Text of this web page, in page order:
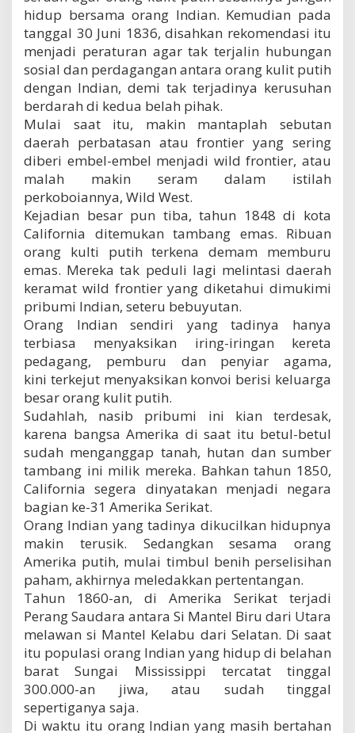
hidup bersama orang Indian. Kemudian pada
tanggal 30 Juni 1836, disahkan rekomendasi itu
menjadi peraturan agar tak terjalin hubungan
sosial dan perdagangan antara orang kulit putih
dengan Indian, demi tak terjadinya kerusuhan
berdarah di kedua belah pihak.
Mulai saat itu, makin mantaplah sebutan
daerah perbatasan atau frontier yang sering
diberi embel-embel menjadi wild frontier, atau
malah makin seram dalam istilah
perkoboiannya, Wild West.
Kejadian besar pun tiba, tahun 1848 di kota
California ditemukan tambang emas. Ribuan
orang kulti putih terkena demam memburu
emas. Mereka tak peduli lagi melintasi daerah
keramat wild frontier yang diketahui dimukimi
pribumi Indian, seteru bebuyutan.
Orang Indian sendiri yang tadinya hanya
terbiasa menyaksikan iring-iringan kereta
pedagang, pemburu dan penyiar agama,
kini terkejut menyaksikan konvoi berisi keluarga
besar orang kulit putih.
Sudahlah, nasib pribumi ini kian terdesak,
karena bangsa Amerika di saat itu betul-betul
sudah menganggap tanah, hutan dan sumber
tambang ini milik mereka. Bahkan tahun 1850,
California segera dinyatakan menjadi negara
bagian ke-31 Amerika Serikat.
Orang Indian yang tadinya dikucilkan hidupnya
makin terusik. Sedangkan sesama orang
Amerika putih, mulai timbul benih perselisihan
paham, akhirnya meledakkan pertentangan.
Tahun 1860-an, di Amerika Serikat terjadi
Perang Saudara antara Si Mantel Biru dari Utara
melawan si Mantel Kelabu dari Selatan. Di saat
itu populasi orang Indian yang hidup di belahan
barat Sungai Mississippi tercatat tinggal
300.000-an jiwa, atau sudah tinggal
sepertiganya saja.
Di waktu itu orang Indian yang masih bertahan